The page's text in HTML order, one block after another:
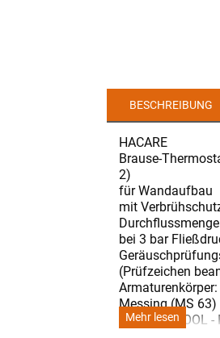
BESCHREIBUNG
HACARE
Brause-
2)
für Wandaufbau
mit
bei 3 bar
(Prüfzeichen
Messing (MS 63)
THERMO COOL
Mehr lesen